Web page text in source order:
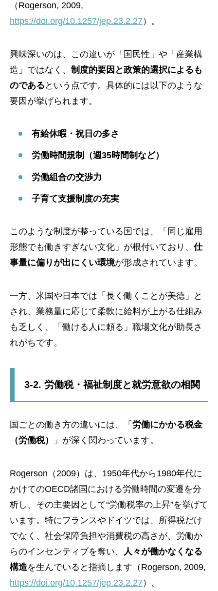
（Rogerson, 2009,
https://doi.org/10.1257/jep.23.2.27 ）。
興味深いのは、この違いが「国民性」や「産業構
造」ではなく、 制度的要因と政策的選択によるも
のである という点です。具体的には以下のような
要因が挙げられます。
有給休暇・祝日の多さ
労働時間規制（週35時間制など）
労働組合の交渉力
子育て支援制度の充実
このような制度が整っている国では、「同じ雇用
形態でも働きすぎない文化」が根付いており、仕
事量に偏りが出にくい環境が形成されています。
一方、米国や日本では「長く働くことが美徳」と
され、業務量に応じて柔軟に給料が上がる仕組み
も乏しく、「働ける人に頼る」職場文化が助長さ
れがちです。
3-2. 労働税・福祉制度と就労意欲の相関
国ごとの働き方の違いには、「 労働にかかる税金
（労働税）
」が深く関わっています。
Rogerson（2009）は、1950年代から1980年代に
かけてのOECD諸国における労働時間の変遷を分
析し、その主要因として“労働税率の上昇”を挙げて
います。特にフランスやドイツでは、所得税だけ
でなく、社会保障負担や消費税の高さが、労働か
らのインセンティブを奪い、 人々が働かなくなる
構造を生んでいると指摘します（Rogerson, 2009,
https://doi.org/10.1257/jep.23.2.27 ）。